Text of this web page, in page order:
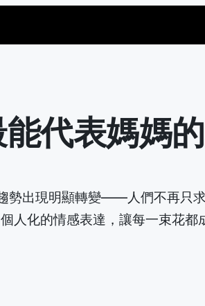
代表媽媽
勢出現明顯轉變——人們不再只
人化的情感表達，讓每一束花都